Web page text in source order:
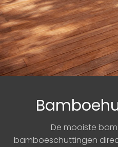
De mooiste
bamboeschuttingen